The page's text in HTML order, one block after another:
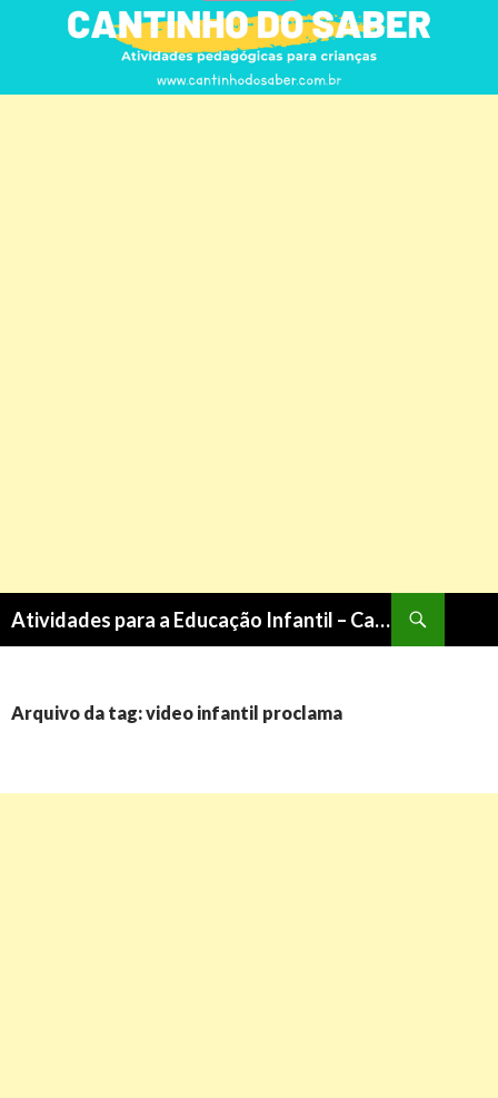
Atividades para a Educação Infantil – Cantinho do Saber
CONTEÚDO
Arquivo da tag: video infantil proclama